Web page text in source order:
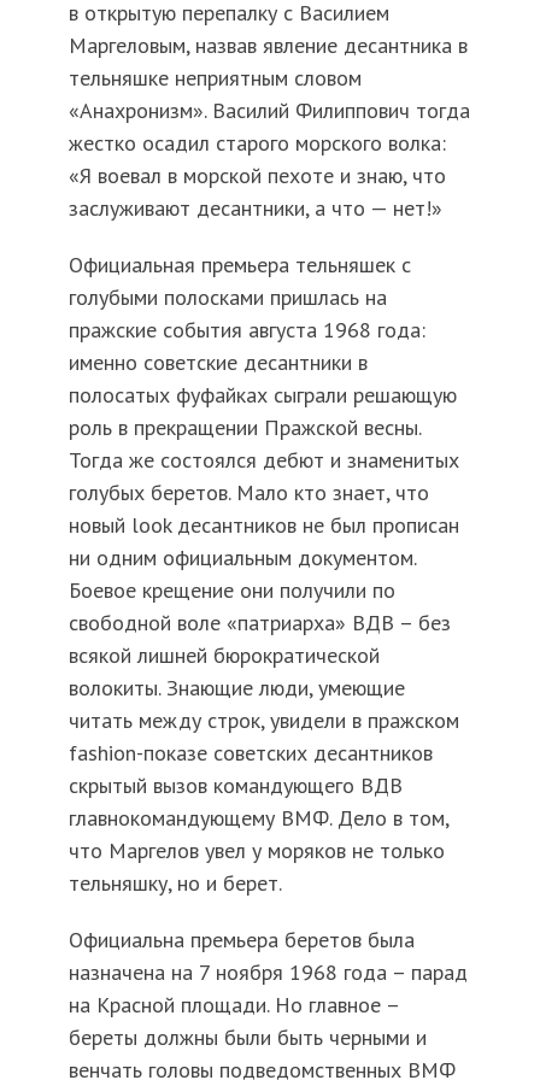
в открытую перепалку с Василием
Маргеловым, назвав явление десантника в
тельняшке неприятным словом
«Анахронизм». Василий Филиппович тогда
жестко осадил старого морского волка:
«Я воевал в морской пехоте и знаю, что
заслуживают десантники, а что — нет!»
Официальная премьера тельняшек с
голубыми полосками пришлась на
пражские события августа 1968 года:
именно советские десантники в
полосатых фуфайках сыграли решающую
роль в прекращении Пражской весны.
Тогда же состоялся дебют и знаменитых
голубых беретов. Мало кто знает, что
новый look десантников не был прописан
ни одним официальным документом.
Боевое крещение они получили по
свободной воле «патриарха» ВДВ – без
всякой лишней бюрократической
волокиты. Знающие люди, умеющие
читать между строк, увидели в пражском
fashion-показе советских десантников
скрытый вызов командующего ВДВ
главнокомандующему ВМФ. Дело в том,
что Маргелов увел у моряков не только
тельняшку, но и берет.
Официальна премьера беретов была
назначена на 7 ноября 1968 года – парад
на Красной площади. Но главное –
береты должны были быть черными и
венчать головы подведомственных ВМФ